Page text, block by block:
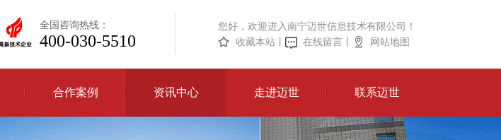
全国咨询热线：
400-030-5510
您好，欢迎进入南宁迈世信息技术有限公司！
收藏本站
在线留言 网站地图
合作案例 资讯中心 走进迈世 联系迈世